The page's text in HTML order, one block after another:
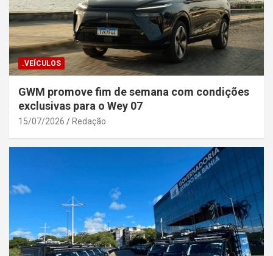
.VEÍCULOS
GWM promove fim de semana com condições
exclusivas para o Wey 07
15/07/2026 Redação